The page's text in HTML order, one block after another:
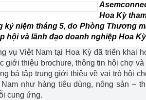
Hoa Kỳ
kỷ niệm tháng 5, do Phòng Thương
hội và lãnh đạo doanh nghiệp Hoa
vụ Việt Nam tại Hoa Kỳ đã triển khai
giới thiệu brochure, thông tin hội chợ
bá tập trung giới thiệu về vai trò hội
như hàng tiêu dùng, nông sản –
cung ứng.